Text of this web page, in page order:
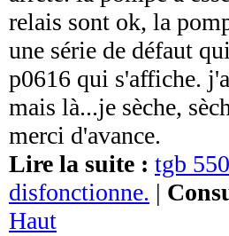
relais sont ok, la
une série de défaut
p0616 qui s'affiche.
mais là...je sèche,
merci d'avance.
Lire la suite : tgb
disfonctionne. |
Haut